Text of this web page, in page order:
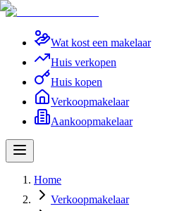
Wat kost een makelaar
Huis verkopen
Huis kopen
Verkoopmakelaar
Aankoopmakelaar
Home
Verkoopmakelaar